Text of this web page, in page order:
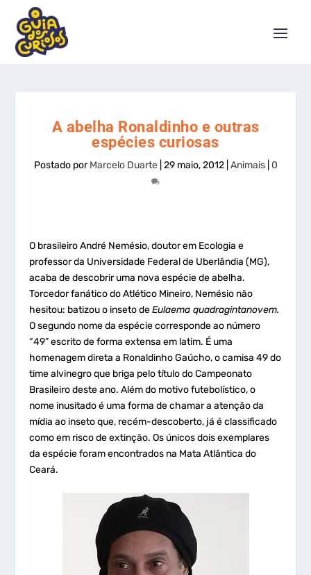
A abelha Ronaldinho e outras
espécies curiosas
Postado porMarcelo Duarte| 29 maio, 2012| Animais| 0
O brasileiro André Nemésio, doutor em Ecologia e
professor da Universidade Federal de Uberlândia (MG),
acaba de descobrir uma nova espécie de abelha.
Torcedor fanático do Atlético Mineiro, Nemésio não
hesitou: batizou o inseto deEulaema quadragintanovem.
O segundo nome da espécie corresponde ao número
“49” escrito de forma extensa em latim. É uma
homenagem direta a Ronaldinho Gaúcho, o camisa 49 do
time alvinegro que briga pelo título do Campeonato
Brasileiro deste ano. Além do motivo futebolístico, o
nome inusitado é uma forma de chamar a atenção da
mídia ao inseto que, recém-descoberto, já é classificado
como em risco de extinção. Os únicos dois exemplares
da espécie foram encontrados na Mata Atlântica do
Ceará.